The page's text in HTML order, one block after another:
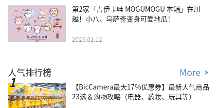
第2家「吉伊卡哇 MOGUMOGU 本舖」在川
越！小八、乌萨奇变身可爱地瓜！
2025.02.12
人气排行榜 More
【BicCamera最大17%优惠券】最新人气商品
23选＆购物攻略（电器、药妆、玩具等）